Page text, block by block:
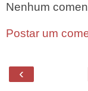
Nenhum
Postar um
‹